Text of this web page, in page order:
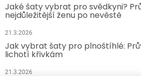
Jaké šaty vybrat pro svědkyni?
nejdůležitější ženu po nevěstě
21.3.2026
Jak vybrat šaty pro plnoštíhlé:
lichotí křivkám
21.3.2026